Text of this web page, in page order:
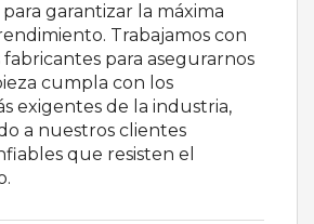
garantizar la máxima
Trabajamos con
fabricantes para asegurarnos
cumpla con los
exigentes de la industria,
a nuestros clientes
que resisten el